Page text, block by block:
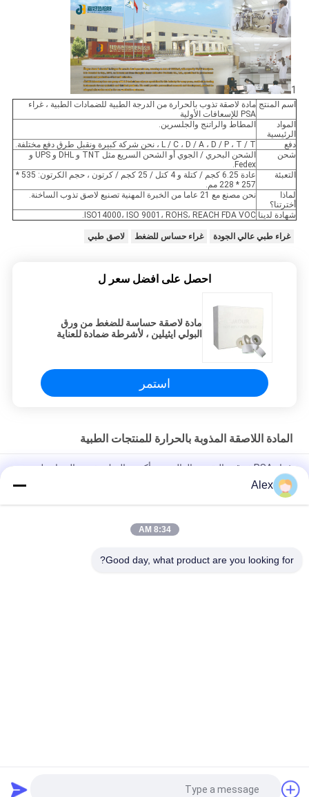
1
اسم المنتج مادة لاصقة تذوب بالحرارة من الدرجة الطبية للضمادات الطبية ، غراء
PSA للإسعافات الأولية
المواد
الرئيسية
المطاط والراتنج والجلسرين.
دفع
L / C ، D / A ، D / P ، T / T ، نحن شركة كبيرة ونقبل طرق دفع مختلفة.
شحن
الشحن البحري / الجوي أو الشحن السريع مثل TNT و DHL و UPS و
Fedex.
التعبئة
عادة 6.25 كجم / كتلة و 4 كتل / 25 كجم / كرتون ، حجم الكرتون: 535 *
257 * 228 مم.
لماذا
أخترتنا؟
نحن مصنع مع 21 عاما من الخبرة المهنية تصنيع لاصق تذوب الساخنة.
شهادة لدينا ISO14000، ISO 9001، ROHS، REACH FDA VOC.
غراء طبي عالي الجودة غراء حساس للضغط لاصق طبي
احصل على افضل سعر ل
مادة لاصقة حساسة للضغط من ورق
البولي ايثيلين ، لأشرطة ضمادة للعناية
استمر
المادة اللاصقة المذوبة بالحرارة للمنتجات الطبية
غراء PSA ذو قوة التقشير العالية من أكسيد الزنك تذوب بالحرارة لتضميد
الجروح بشريط طبي
ضمادة جراحية بأكسيد الزنك غراء حساس للضغط بلون أبيض حليبي
الشريط اللاصق المذاب بالحرارة للشريط الورقي وشريط القطن
Alex
8:34 AM
Good day, what product are you looking for?